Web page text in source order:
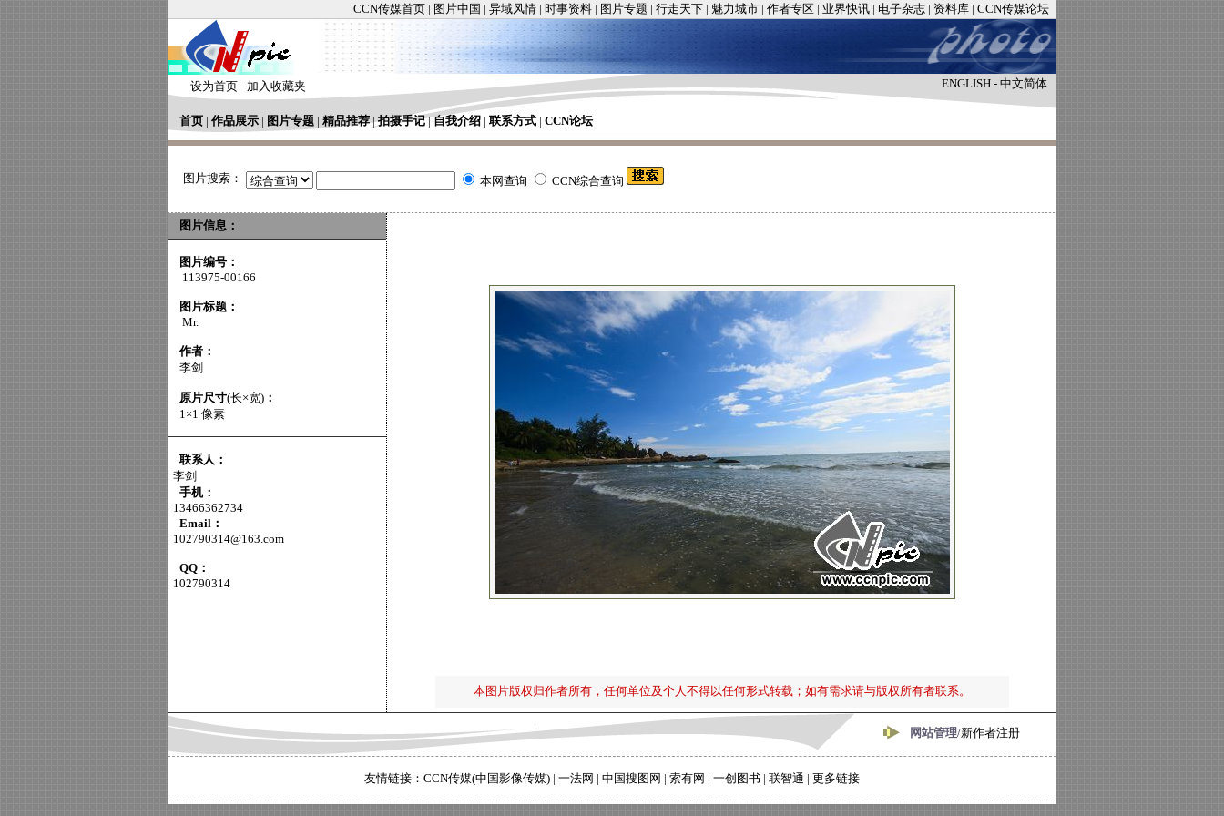
CCN传媒首页 | 图片中国 | 异域风情 | 时事资料 | 图片专题 | 行走天下 | 魅力城市 | 作者专区 | 业界快讯 | 电子杂志 | 资料库 | CCN传媒论坛
设为首页 - 加入收藏夹 ENGLISH - 中文简体
首页 | 作品展示 | 图片专题 | 精品推荐|拍摄手记|自我介绍 | 联系方式 | CCN论坛
图片搜索： 本网查询 CCN综合查询
图片信息：
图片编号：
113975-00166
图片标题：
Mr.
作者：
李剑
原片尺寸(长×宽) ：
1×1 像素
联系人：
李剑
手机：
13466362734
Email：
102790314@163.com
QQ：
102790314
本图片版权归作者所有，任何单位及个人不得以任何形式转载；如有需求请与版权所有者联系。
网站管理/新作者注册
友情链接： CCN传媒(中国影像传媒) | 一法网 | 中国搜图网 | 索有网 | 一创图书 | 联智通 | 更多链接